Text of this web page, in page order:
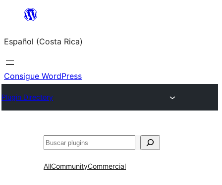
Saltar
contenido
Español (Costa Rica)
Consigue WordPress
Plugin Directory
Buscar
AllCommunityCommercial